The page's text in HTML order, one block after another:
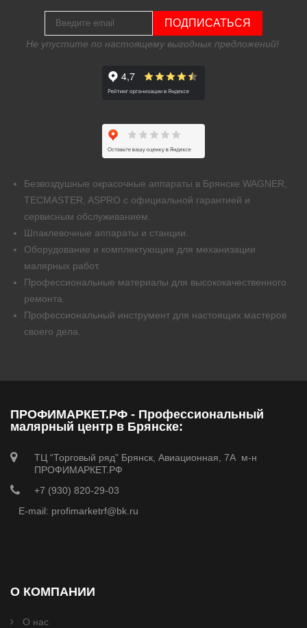
ПОДПИСАТЬСЯ
Не упустите по настоящему выгодных предложений!
Безвоздушные окрасочные аппараты в Брянске WAGNER,
TECMASTER, ASPRO с официальной гарантией и
сервисным обслуживанием.
Шпаклевочные аппараты и станции.
Оборудование и комплектующие для механизации
малярных работ.
Профессиональные материалы для высококачественного
ремонта.
Профессиональный инструмент для настоящих мастеров
своего дела.
ПРОФИМАРКЕТ.РФ - Профессиональный
малярный центр в Брянске:
ТЦ “Торговый ряд” Брянск, Авиационная, 7А м-н
ПРОФИМАРКЕТ.РФ
+7 (930) 820-29-03
E-mail: profimarketrf@bk.ru
О КОМПАНИИ
О нас